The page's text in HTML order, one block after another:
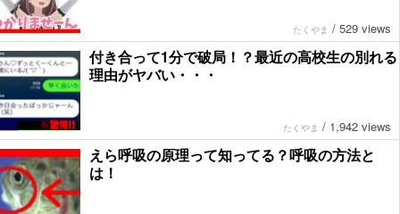
たくやま / 529 views
付き合って1分で破局！？最近の高校生の別れる
理由がヤバい・・・
たくやま / 1,942 views
えら呼吸の原理って知ってる？呼吸の方法と
は！